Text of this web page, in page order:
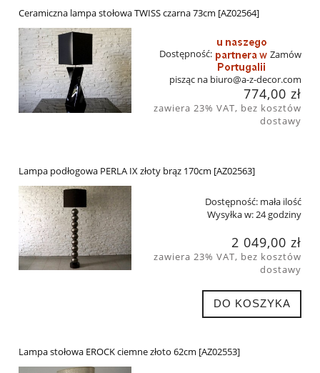
Ceramiczna lampa stołowa TWISS czarna 73cm [AZ02564]
Dostępność:
Zamów
pisząc na biuro@a-z-decor.com
774,00 zł
zawiera 23% VAT, bez kosztów
dostawy
Lampa podłogowa PERLA IX złoty brąz 170cm [AZ02563]
Dostępność: mała ilość
Wysyłka w:24 godziny
2 049,00 zł
zawiera 23% VAT, bez kosztów
dostawy
DO KOSZYKA
Lampa stołowa EROCK ciemne złoto 62cm [AZ02553]